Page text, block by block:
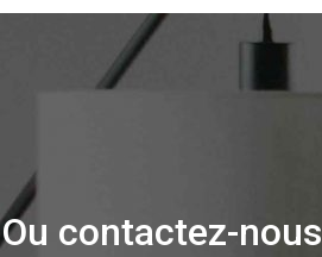
Ou contactez-nous